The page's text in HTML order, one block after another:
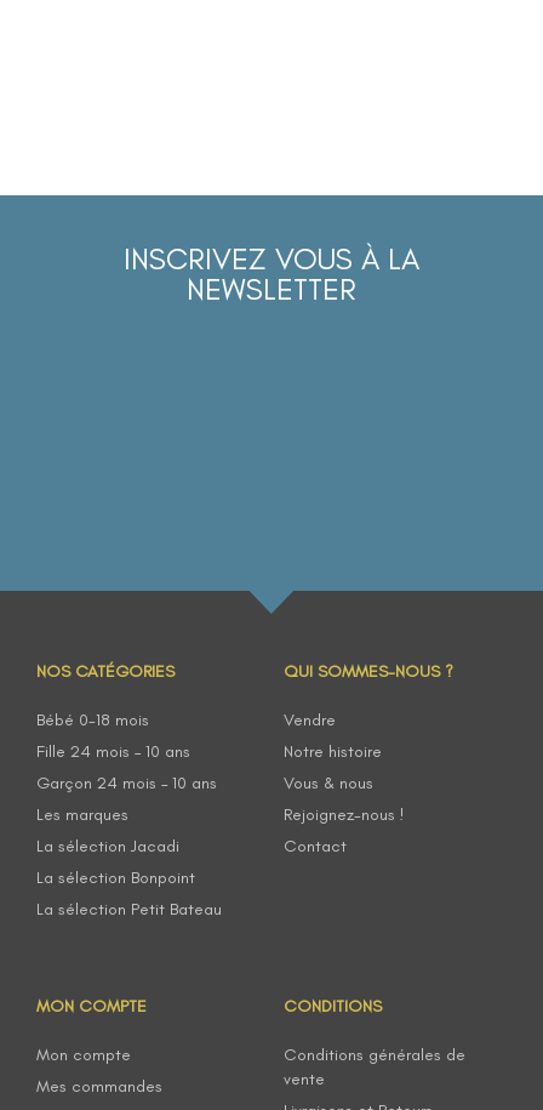
INSCRIVEZ VOUS À LA
NEWSLETTER
NOS CATÉGORIES
Bébé 0-18 mois
Fille 24 mois – 10 ans
Garçon 24 mois – 10 ans
Les marques
La sélection Jacadi
La sélection Bonpoint
La sélection Petit Bateau
QUI SOMMES-NOUS ?
Vendre
Notre histoire
Vous & nous
Rejoignez-nous !
Contact
MON COMPTE
Mon compte
Mes commandes
CONDITIONS
Conditions générales de
vente